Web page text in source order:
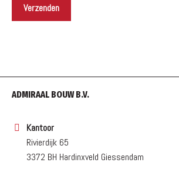
ADMIRAAL BOUW B.V.
Kantoor
Rivierdijk 65
3372 BH Hardinxveld Giessendam